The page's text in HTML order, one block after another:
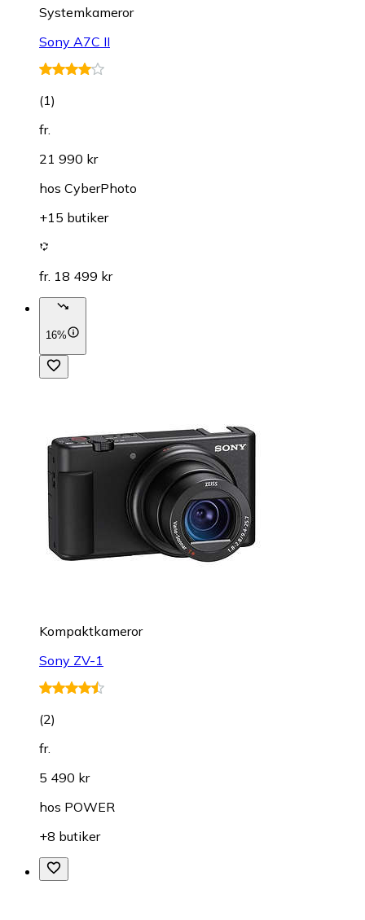
Systemkameror
Sony A7C II
(1)
fr.
21 990 kr
hos CyberPhoto
+15 butiker
fr. 18 499 kr
16%
Kompaktkameror
Sony ZV-1
(2)
fr.
5 490 kr
hos POWER
+8 butiker